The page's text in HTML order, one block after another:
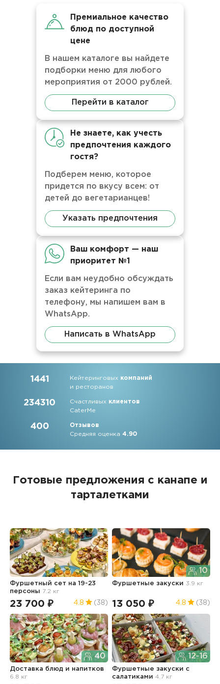
Премиальное качество
блюд по доступной
цене
В нашем каталоге вы найдете
подборки меню для любого
мероприятия от 2000 рублей.
Перейти в каталог
Не знаете, как учесть
предпочтения каждого
гостя?
Подберем меню, которое
придется по вкусу всем: от
детей до вегетарианцев!
Указать предпочтения
Ваш комфорт — наш
приоритет №1
Если вам неудобно обсуждать
заказ кейтеринга по
телефону, мы напишем вам в
WhatsApp.
Написать в WhatsApp
1441 Кейтеринговых компаний
и ресторанов
234310 Счастливых клиентов
CaterMe
400
Отзывов
Средняя оценка4.90
Готовые предложения с канапе и
тарталетками
Фуршетный сет на 19-23
персоны 7.2 кг
23 700 ₽ 4.8 (38)
10
Фуршетные закуски 3.9 кг
13 050 ₽ 4.8 (38)
40
Доставка блюд и напитков
6.8 кг
12-16
Фуршетные закуски с
салатиками4.7 кг